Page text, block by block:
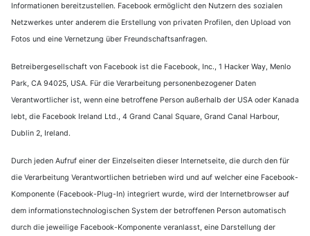
Informationen bereitzustellen. Facebook ermöglicht den Nutzern des sozialen
Netzwerkes unter anderem die Erstellung von privaten Profilen, den Upload von
Fotos und eine Vernetzung über Freundschaftsanfragen.
Betreibergesellschaft von Facebook ist die Facebook, Inc., 1 Hacker Way, Menlo
Park, CA 94025, USA. Für die Verarbeitung personenbezogener Daten
Verantwortlicher ist, wenn eine betroffene Person außerhalb der USA oder Kanada
lebt, die Facebook Ireland Ltd., 4 Grand Canal Square, Grand Canal Harbour,
Dublin 2, Ireland.
Durch jeden Aufruf einer der Einzelseiten dieser Internetseite, die durch den für
die Verarbeitung Verantwortlichen betrieben wird und auf welcher eine Facebook-
Komponente (Facebook-Plug-In) integriert wurde, wird der Internetbrowser auf
dem informationstechnologischen System der betroffenen Person automatisch
durch die jeweilige Facebook-Komponente veranlasst, eine Darstellung der